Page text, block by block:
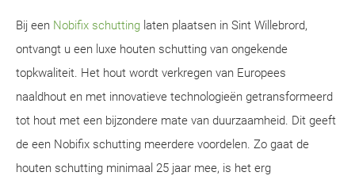
Bij een Nobifix schutting laten plaatsen in Sint Willebrord,
ontvangt u een luxe houten schutting van ongekende
topkwaliteit. Het hout wordt verkregen van Europees
naaldhout en met innovatieve technologieën getransformeerd
tot hout met een bijzondere mate van duurzaamheid. Dit geeft
de een Nobifix schutting meerdere voordelen. Zo gaat de
houten schutting minimaal 25 jaar mee, is het erg